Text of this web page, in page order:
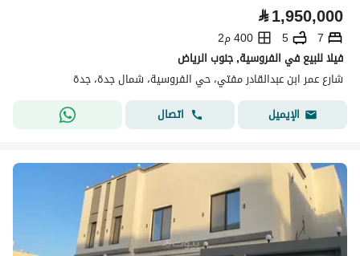
⃁1,950,000
7
5
400 م2
فيلا للبيع في الفروسية, جنوب الرياض
شارع عمر ابن عبدالقادر مفتي، حي الفروسية، شمال جدة، جدة
الإيميل
اتصال